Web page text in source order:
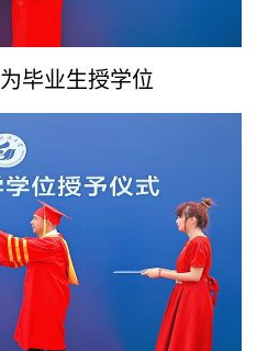
为毕业生授学位